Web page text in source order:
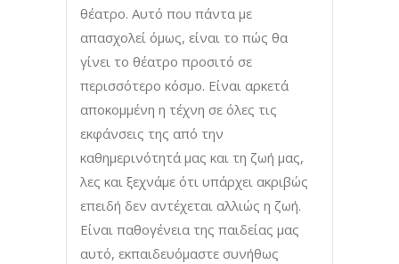
θέατρο. Αυτό που πάντα με
απασχολεί όμως, είναι το πώς θα
γίνει το θέατρο προσιτό σε
περισσότερο κόσμο. Είναι αρκετά
αποκομμένη η τέχνη σε όλες τις
εκφάνσεις της από την
καθημερινότητά μας και τη ζωή μας,
λες και ξεχνάμε ότι υπάρχει ακριβώς
επειδή δεν αντέχεται αλλιώς η ζωή.
Είναι παθογένεια της παιδείας μας
αυτό, εκπαιδευόμαστε συνήθως